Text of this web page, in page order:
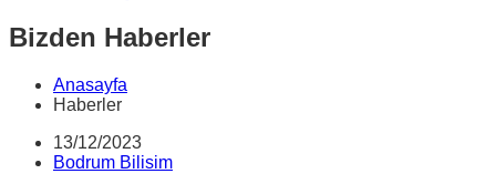
Bizden Haberler
Anasayfa
Haberler
13/12/2023
Bodrum Bilisim